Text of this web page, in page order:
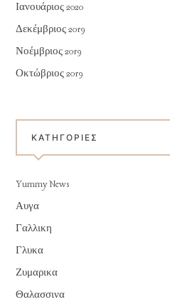
Ιανουάριος 2020
Δεκέμβριος 2019
Νοέμβριος 2019
Οκτώβριος 2019
KΑΤΗΓΟΡΊΕΣ
Yummy News
Αυγα
Γαλλικη
Γλυκα
Ζυμαρικα
Θαλασσινα